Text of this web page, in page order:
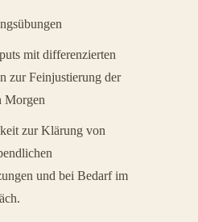
mit differenzierten
zur Feinjustierung der
Morgen
zur Klärung von
und bei Bedarf im